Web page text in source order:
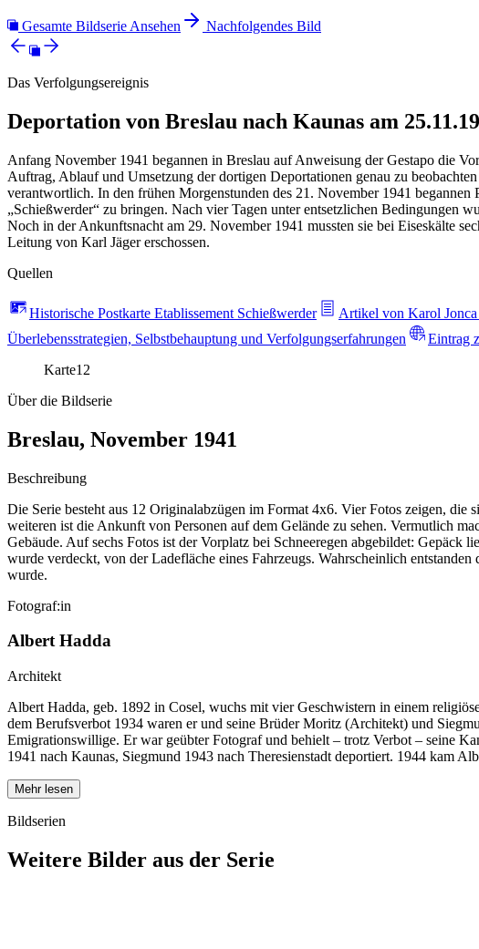
Gesamte Bildserie Ansehen Nachfolgendes Bild
Das Verfolgungsereignis
Deportation von Breslau nach Kaunas am
Anfang November 1941 begannen in Breslau auf Anweisung der Gestapo die
Auftrag, Ablauf und Umsetzung der dortigen Deportationen genau zu
verantwortlich. In den frühen Morgenstunden des 21. November 1941
„Schießwerder“ zu bringen. Nach vier Tagen unter entsetzlichen Bedingungen
Noch in der Ankunftsnacht am 29. November 1941 mussten sie bei Eiseskälte
Leitung von Karl Jäger erschossen.
Quellen
Historische Postkarte Etablissement Schießwerder Artikel von Karol Jonca
Überlebensstrategien, Selbstbehauptung und Verfolgungserfahrungen
Eintrag
Karte12
Über die Bildserie
Breslau, November 1941
Beschreibung
Die Serie besteht aus 12 Originalabzügen im Format 4x6. Vier Fotos zeigen,
weiteren ist die Ankunft von Personen auf dem Gelände zu sehen. Vermutlich
Gebäude. Auf sechs Fotos ist der Vorplatz bei Schneeregen abgebildet:
wurde verdeckt, von der Ladefläche eines Fahrzeugs. Wahrscheinlich
wurde.
Fotograf:in
Albert Hadda
Architekt
Albert Hadda, geb. 1892 in Cosel, wuchs mit vier Geschwistern in einem
dem Berufsverbot 1934 waren er und seine Brüder Moritz (Architekt) und
Emigrationswillige. Er war geübter Fotograf und behielt – trotz Verbot – seine
1941 nach Kaunas, Siegmund 1943 nach Theresienstadt deportiert. 1944 kam
Mehr lesen
Bildserien
Weitere Bilder aus der Serie